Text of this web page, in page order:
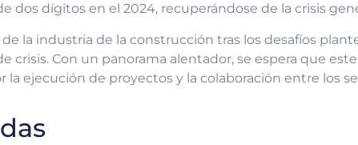
dígitos en el 2024, recuperándose de la crisis
la industria de la construcción tras los desafíos
crisis. Con un panorama alentador, se espera que
ejecución de proyectos y la colaboración entre los